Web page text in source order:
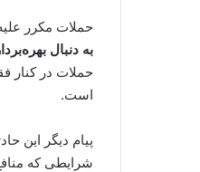
حملات مکرر
به دنبال
حملات در کنار
است.
پیام دیگر این
شرایطی که